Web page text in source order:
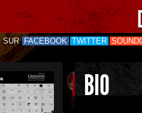
SUR FACEBOOK TWITTER
BIO